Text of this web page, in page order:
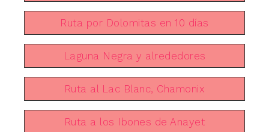
Ruta por Dolomitas en 10 días
Laguna Negra y alrededores
Ruta al Lac Blanc, Chamonix
Ruta a los Ibones de Anayet